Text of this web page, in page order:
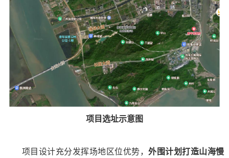
项目选址示意图
项目设计充分发挥场地区位优势，外围计划打造山海慢